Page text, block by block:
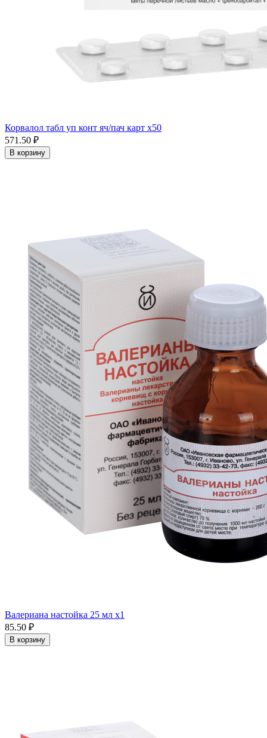
Корвалол табл уп конт яч/пач карт x50
571.50 ₽
В корзину
Валериана настойка 25 мл x1
85.50 ₽
В корзину